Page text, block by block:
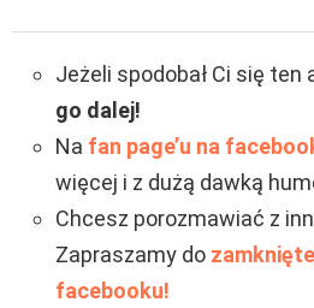
Jeżeli spodobał Ci się ten
go dalej!
Na fan page’u na
więcej i z dużą dawką
Chcesz porozmawiać z
Zapraszamy do
facebooku!